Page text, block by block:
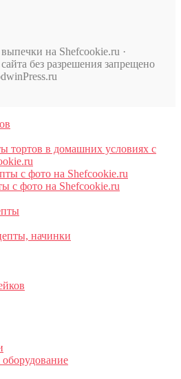
на Shefcookie.ru ·
без разрешения запрещено
тортов в домашних условиях с
с фото на Shefcookie.ru
с фото на Shefcookie.ru
начинки